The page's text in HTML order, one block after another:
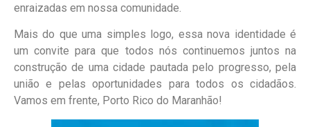
enraizadas em nossa comunidade.
Mais do que uma simples logo, essa nova identidade é
um convite para que todos nós continuemos juntos na
construção de uma cidade pautada pelo progresso, pela
união e pelas oportunidades para todos os cidadãos.
Vamos em frente, Porto Rico do Maranhão!